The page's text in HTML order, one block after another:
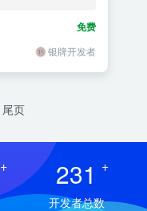
免费
银牌开发者
尾页
+ 231 +
开发者总数